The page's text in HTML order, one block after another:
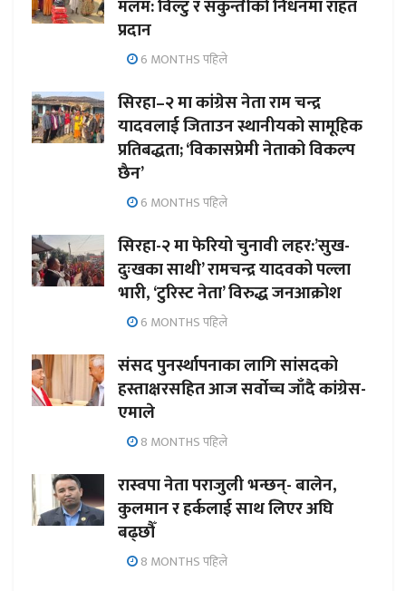
मलम: विल्टु र सकुन्तीको निधनमा राहत
प्रदान
6 MONTHS पहिले
सिरहा–२ मा कांग्रेस नेता राम चन्द्र
यादवलाई जिताउन स्थानीयको सामूहिक
प्रतिबद्धता; ‘विकासप्रेमी नेताको विकल्प
छैन’
6 MONTHS पहिले
सिरहा-२ मा फेरियो चुनावी लहर:’सुख-
दुःखका साथी’ रामचन्द्र यादवको पल्ला
भारी, ‘टुरिस्ट नेता’ विरुद्ध जनआक्रोश
6 MONTHS पहिले
संसद पुनर्स्थापनाका लागि सांसदको
हस्ताक्षरसहित आज सर्वोच्च जाँदै कांग्रेस-
एमाले
8 MONTHS पहिले
रास्वपा नेता पराजुली भन्छन्- बालेन,
कुलमान र हर्कलाई साथ लिएर अघि
बढ्छौँ
8 MONTHS पहिले